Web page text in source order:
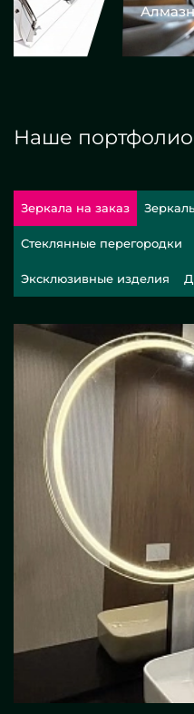
Алмазная гравировка
Наше портфолио
Зеркала на заказ
Стеклянные перегородки
Эксклюзивные изделия